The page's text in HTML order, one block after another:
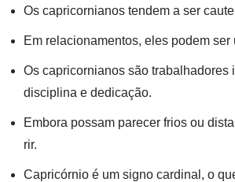
Os capricornianos tendem a ser
Em relacionamentos, eles podem
Os capricornianos são
disciplina e dedicação.
Embora possam parecer frios ou
rir.
Capricórnio é um signo cardinal, o